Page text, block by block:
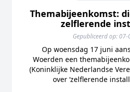
Themabijeenkomst:
zelflerende
Gepubliceerd op:
Op woensdag 17 juni
Woerden een
(Koninklijke Nederlandse
over ‘zelflerende